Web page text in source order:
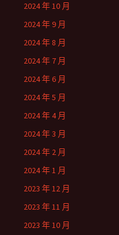
2024 年 10 月
2024 年 9 月
2024 年 8 月
2024 年 7 月
2024 年 6 月
2024 年 5 月
2024 年 4 月
2024 年 3 月
2024 年 2 月
2024 年 1 月
2023 年 12 月
2023 年 11 月
2023 年 10 月